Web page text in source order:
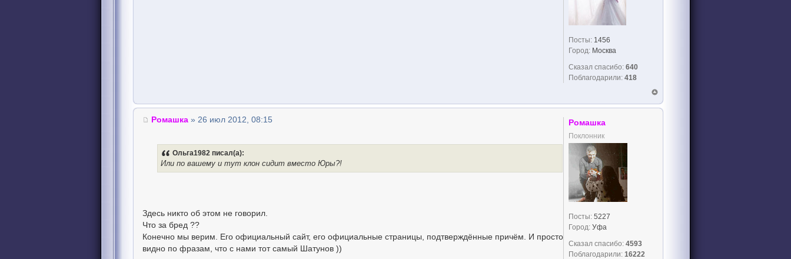
Посты: 1456
Город: Москва
Сказал спасибо: 640
Поблагодарили: 418
Ромашка » 26 июл 2012, 08:15
Ольга1982 писал(а):
Или по вашему и тут клон сидит вместо Юры?!
Здесь никто об этом не говорил.
Что за бред ??
Конечно мы верим. Его официальный сайт, его официальные страницы, подтверждённые причём. И просто
видно по фразам, что с нами тот самый Шатунов ))
Ромашка
Поклонник
Посты: 5227
Город: Уфа
Сказал спасибо: 4593
Поблагодарили: 16222